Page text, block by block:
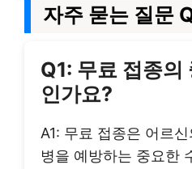
자주 묻는 질문
Q1: 무료 접종의
인가요?
A1: 무료 접종은 어르
병을 예방하는 중요한